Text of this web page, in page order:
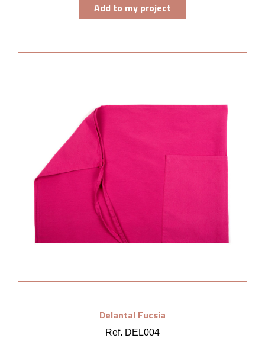
Add to my project
Delantal Fucsia
Ref. DEL004